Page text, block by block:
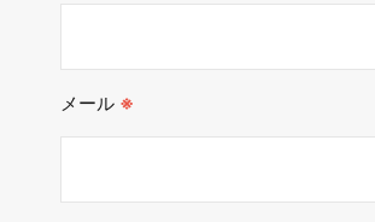
メール ※